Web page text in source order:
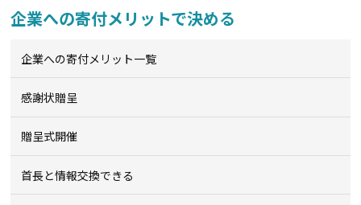
企業への寄付メリットで決める
企業への寄付メリット一覧
感謝状贈呈
贈呈式開催
首長と情報交換できる